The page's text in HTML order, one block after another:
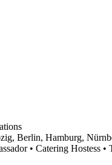
Berlin, Hamburg,
• Catering Hostess •